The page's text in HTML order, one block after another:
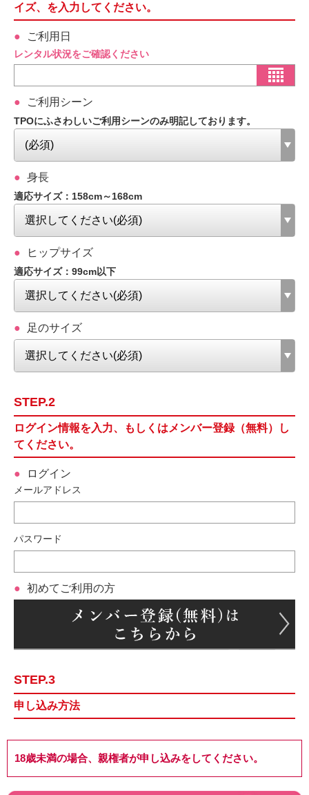
イズ、を入力してください。
ご利用日
レンタル状況をご確認ください
ご利用シーン
TPOにふさわしいご利用シーンのみ明記しております。
身長
適応サイズ：158cm～168cm
ヒップサイズ
適応サイズ：99cm以下
足のサイズ
STEP.2
ログイン情報を入力、もしくはメンバー登録（無料）し
てください。
ログイン
メールアドレス
パスワード
初めてご利用の方
STEP.3
申し込み方法
18歳未満の場合、親権者が申し込みをしてください。